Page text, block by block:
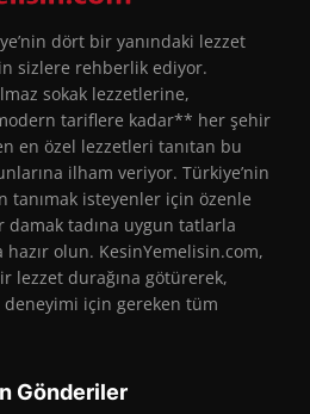
dört bir yanındaki lezzet
sizlere rehberlik ediyor.
sokak lezzetlerine,
tariflere kadar** her şehir
en özel lezzetleri tanıtan bu
ilham veriyor. Türkiye’nin
tanımak isteyenler için özenle
damak tadına uygun tatlarla
olun. KesinYemelisin.com,
lezzet durağına götürerek,
için gereken tüm
Gönderiler